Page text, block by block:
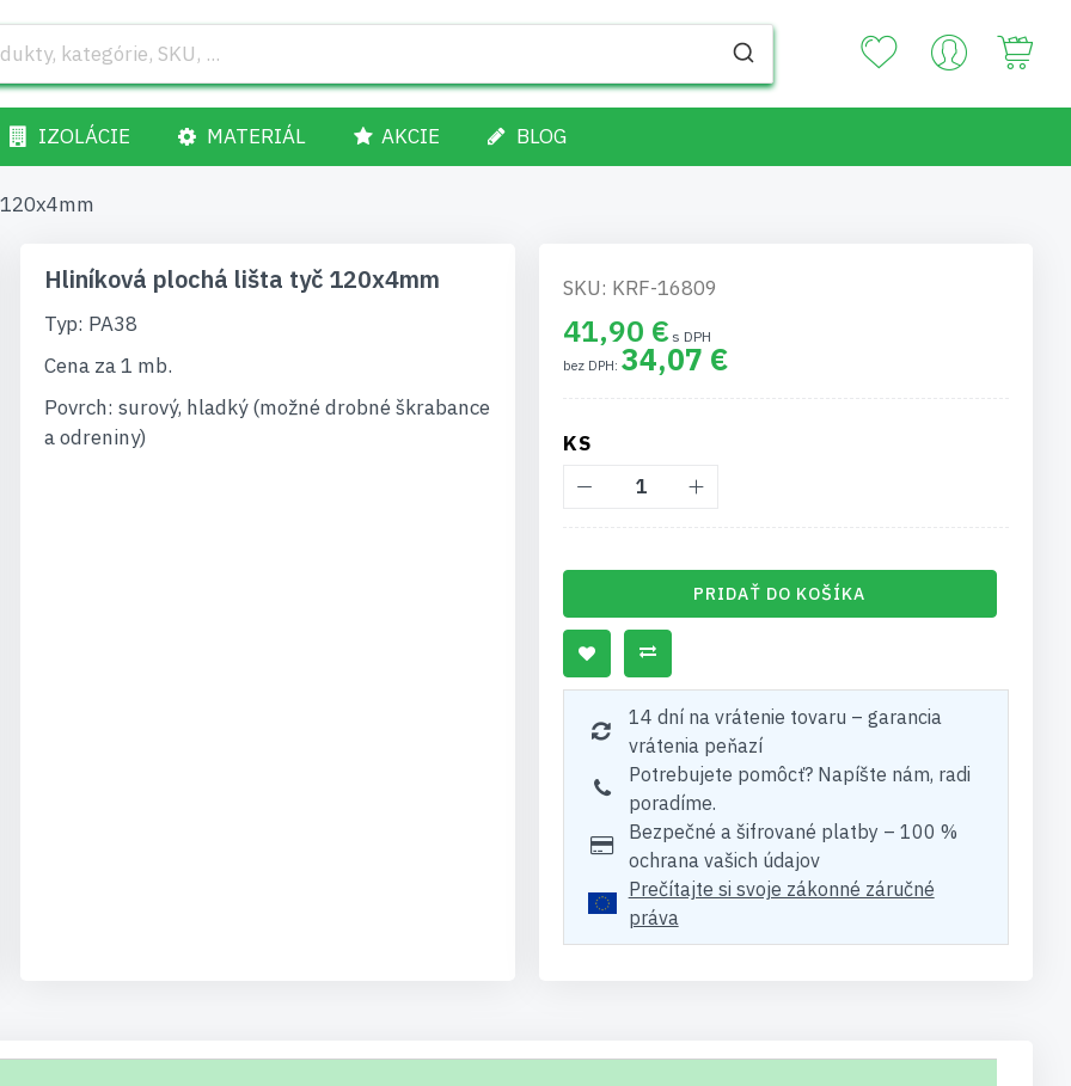
IZOLÁCIE MATERIÁL AKCIE BLOG
Hliníková plochá lišta tyč 120x4mm
Typ: PA38
Cena za 1 mb.
Povrch: surový, hladký (možné drobné škrabance
a odreniny)
SKU: KRF-16809
41,90 €
34,07 €
KS
PRIDAŤ DO KOŠÍKA
14 dní na vrátenie tovaru – garancia
vrátenia peňazí
Potrebujete pomôcť? Napíšte nám, radi
poradíme.
Bezpečné a šifrované platby – 100 %
ochrana vašich údajov
Prečítajte si svoje zákonné záručné
práva